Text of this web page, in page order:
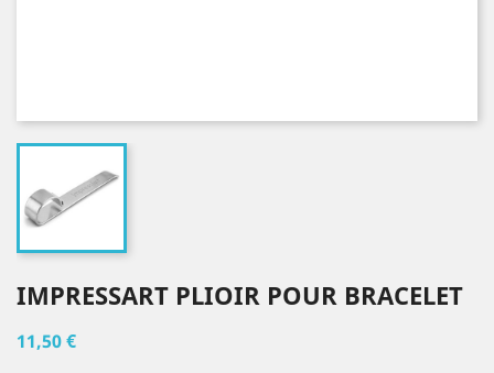
IMPRESSART PLIOIR POUR BRACELET
11,50 €